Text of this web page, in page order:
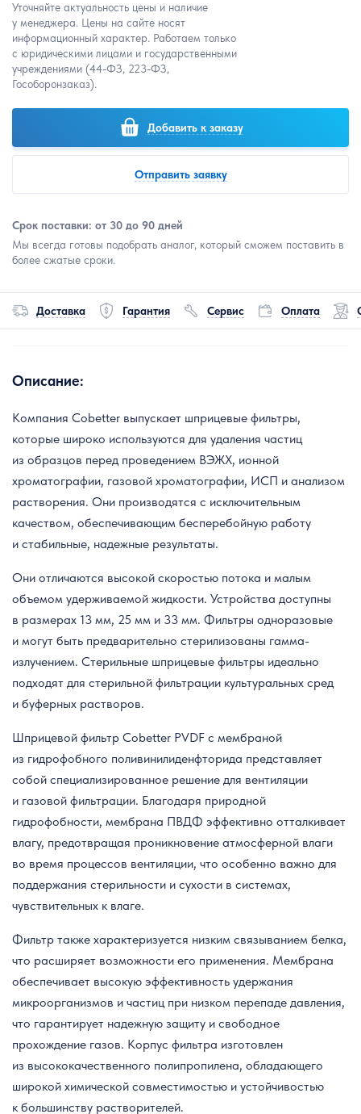
Уточняйте актуальность цены и наличие
у менеджера. Цены на сайте носят
информационный характер. Работаем только
с юридическими лицами и государственными
учреждениями (44-ФЗ, 223-ФЗ,
Гособоронзаказ).
Добавить к заказу
Отправить заявку
Срок поставки: от 30 до 90 дней
Мы всегда готовы подобрать аналог, который сможем поставить в
более сжатые сроки.
Доставка Гарантия Сервис Оплата
Описание:
Компания Cobetter выпускает шприцевые фильтры,
которые широко используются для удаления частиц
из образцов перед проведением ВЭЖХ, ионной
хроматографии, газовой хроматографии, ИСП и анализом
растворения. Они производятся с исключительным
качеством, обеспечивающим бесперебойную работу
и стабильные, надежные результаты.
Они отличаются высокой скоростью потока и малым
объемом удерживаемой жидкости. Устройства доступны
в размерах 13 мм, 25 мм и 33 мм. Фильтры одноразовые
и могут быть предварительно стерилизованы гамма-
излучением. Стерильные шприцевые фильтры идеально
подходят для стерильной фильтрации культуральных сред
и буферных растворов.
Шприцевой фильтр Cobetter PVDF с мембраной
из гидрофобного поливинилиденфторида представляет
собой специализированное решение для вентиляции
и газовой фильтрации. Благодаря природной
гидрофобности, мембрана ПВДФ эффективно отталкивает
влагу, предотвращая проникновение атмосферной влаги
во время процессов вентиляции, что особенно важно для
поддержания стерильности и сухости в системах,
чувствительных к влаге.
Фильтр также характеризуется низким связыванием белка,
что расширяет возможности его применения. Мембрана
обеспечивает высокую эффективность удержания
микроорганизмов и частиц при низком перепаде давления,
что гарантирует надежную защиту и свободное
прохождение газов. Корпус фильтра изготовлен
из высококачественного полипропилена, обладающего
широкой химической совместимостью и устойчивостью
к большинству растворителей.